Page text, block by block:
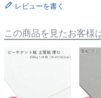
レビューを書く
この商品を見たお客様